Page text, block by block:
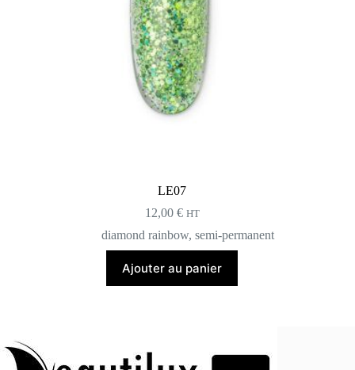
LE07
12,00 € HT
diamond rainbow,semi-permanent
Ajouter au panier